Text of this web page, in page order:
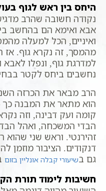
היחס בין ראש לגוף
נקודה חשובה שהרב
אבא ואימא הם בהחשב
ואיניים, הכל למעלה
מהמסך, זה נקרא גוף.
למדרגת גוף, ונפלו
נחשבים ביחס לקטר
הרב מבאר את הכרזה
הוא מתאר את המבנה
קומה ועק דבינה, וזה
הבדי המשכחה, ואהל
זהירנטי. וראש שני
דנקודים. הציבור מוזמן
גם בשיעורי קבלה אונליין בזום
חשיבות לימוד תורת